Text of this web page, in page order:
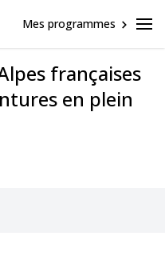
Mes programmes
françaises
en plein